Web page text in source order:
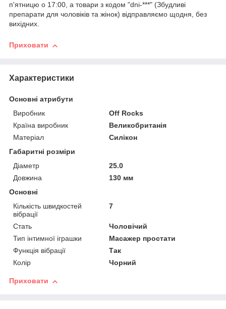
п'ятницю о 17:00, а товари з кодом "dni-***" (Збудливі
препарати для чоловіків та жінок) відправляємо щодня, без
вихідних.
Приховати
Характеристики
Основні атрибути
Виробник
Off Rocks
Країна виробник
Великобританія
Матеріал
Силікон
Габаритні розміри
Діаметр
25.0
Довжина
130 мм
Основні
Кількість швидкостей
вібрації
7
Стать
Чоловічий
Тип інтимної іграшки
Масажер простати
Функція вібрації
Так
Колір
Чорний
Приховати